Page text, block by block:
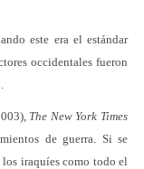
este era el estándar
occidentales fueron
The New York Times
de guerra. Si se
los iraquíes como todo el